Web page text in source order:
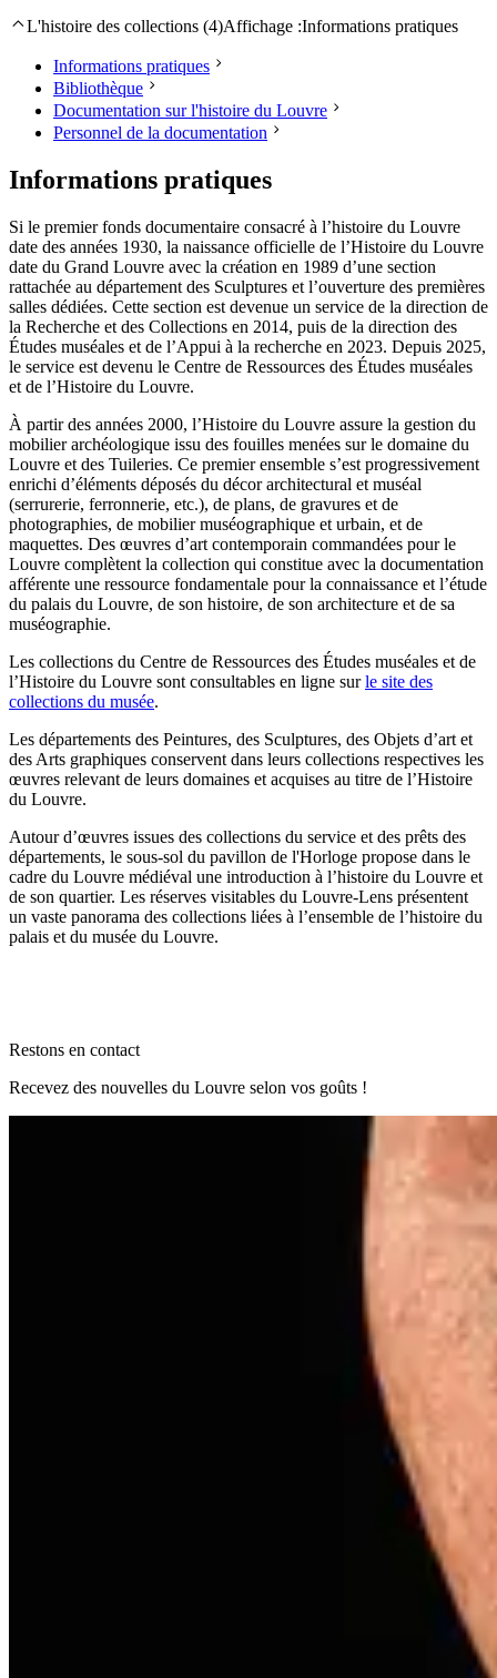
L'histoire des collections (4)Affichage :Informations pratiques
Informations pratiques
Bibliothèque
Documentation sur l'histoire du Louvre
Personnel de la documentation
Informations pratiques
Si le premier fonds documentaire consacré à l’histoire du Louvre
date des années 1930, la naissance officielle de l’Histoire du Louvre
date du Grand Louvre avec la création en 1989 d’une section
rattachée au département des Sculptures et l’ouverture des premières
salles dédiées. Cette section est devenue un service de la direction de
la Recherche et des Collections en 2014, puis de la direction des
Études muséales et de l’Appui à la recherche en 2023. Depuis 2025,
le service est devenu le Centre de Ressources des Études muséales
et de l’Histoire du Louvre.
À partir des années 2000, l’Histoire du Louvre assure la gestion du
mobilier archéologique issu des fouilles menées sur le domaine du
Louvre et des Tuileries. Ce premier ensemble s’est progressivement
enrichi d’éléments déposés du décor architectural et muséal
(serrurerie, ferronnerie, etc.), de plans, de gravures et de
photographies, de mobilier muséographique et urbain, et de
maquettes. Des œuvres d’art contemporain commandées pour le
Louvre complètent la collection qui constitue avec la documentation
afférente une ressource fondamentale pour la connaissance et l’étude
du palais du Louvre, de son histoire, de son architecture et de sa
muséographie.
Les collections du Centre de Ressources des Études muséales et de
l’Histoire du Louvre sont consultables en ligne surle site des
collections du musée.
Les départements des Peintures, des Sculptures, des Objets d’art et
des Arts graphiques conservent dans leurs collections respectives les
œuvres relevant de leurs domaines et acquises au titre de l’Histoire
du Louvre.
Autour d’œuvres issues des collections du service et des prêts des
départements, le sous-sol du pavillon de l'Horloge propose dans le
cadre du Louvre médiéval une introduction à l’histoire du Louvre et
de son quartier. Les réserves visitables du Louvre-Lens présentent
un vaste panorama des collections liées à l’ensemble de l’histoire du
palais et du musée du Louvre.
Restons en contact
Recevez des nouvelles du Louvre selon vos goûts !